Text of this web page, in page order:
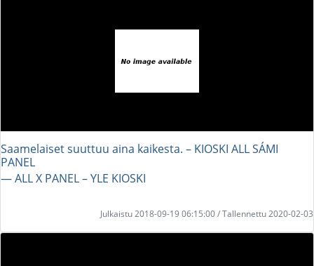
Saamelaiset suuttuu aina kaikesta. – KIOSKI ALL SÁMI
PANEL
― ALL X PANEL – YLE KIOSKI
Julkaistu 2018-09-19 06:15:00 / Tallennettu 2020-02-03